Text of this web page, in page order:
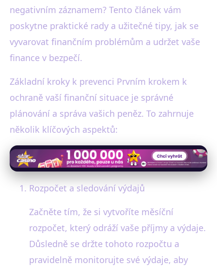
negativním záznamem? Tento článek vám
poskytne praktické rady a užitečné tipy, jak se
vyvarovat finančním problémům a udržet vaše
finance v bezpečí.
Základní kroky k prevenci Prvním krokem k
ochraně vaší finanční situace je správné
plánování a správa vašich peněz. To zahrnuje
několik klíčových aspektů:
Rozpočet a sledování výdajů
Začněte tím, že si vytvoříte měsíční
rozpočet, který odráží vaše příjmy a výdaje.
Důsledně se držte tohoto rozpočtu a
pravidelně monitorujte své výdaje, aby